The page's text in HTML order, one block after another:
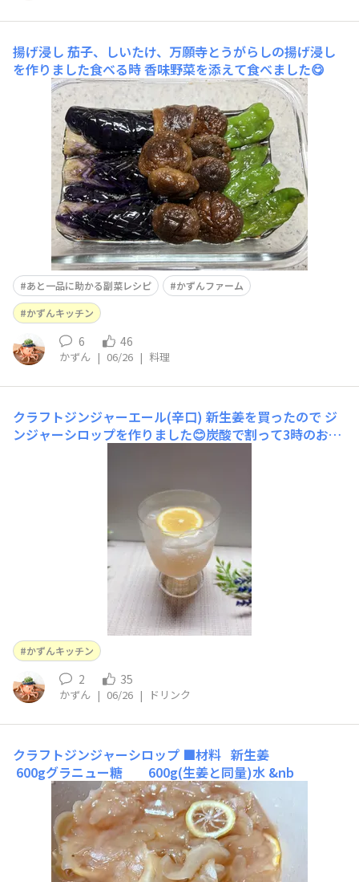
揚げ浸し 茄子、しいたけ、万願寺とうがらしの揚げ浸し
を作りました食べる時 香味野菜を添えて食べました😋
あと一品に助かる副菜レシピ
かずんファーム
かずんキッチン
6 46
かずん | 06/26 | 料理
クラフトジンジャーエール(辛口) 新生姜を買ったので ジ
ンジャーシロップを作りました😊炭酸で割って3時のおや
かずんキッチン
2 35
かずん | 06/26 | ドリンク
クラフトジンジャーシロップ ■材料 新生姜
600gグラニュー糖 600g(生姜と同量)水 &nb